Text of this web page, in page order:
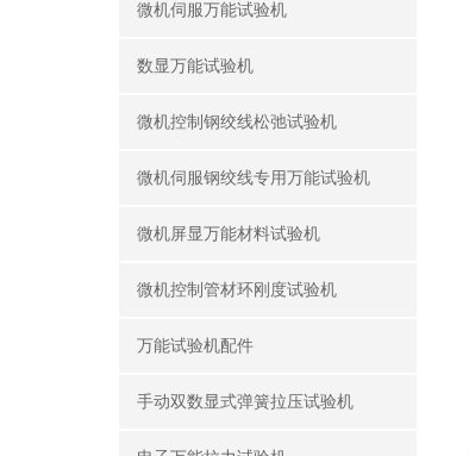
微机伺服万能试验机
数显万能试验机
微机控制钢绞线松弛试验机
微机伺服钢绞线专用万能试验机
微机屏显万能材料试验机
微机控制管材环刚度试验机
万能试验机配件
手动双数显式弹簧拉压试验机